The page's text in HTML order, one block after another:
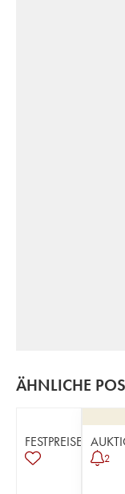
ÄHNLICHE
FESTPREISE
2